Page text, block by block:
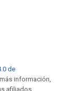
de
información,
afiliados.